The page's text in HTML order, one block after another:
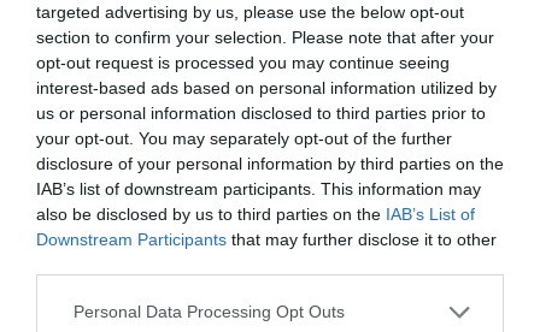
targeted advertising by us, please use the below opt-out
section to confirm your selection. Please note that after your
opt-out request is processed you may continue seeing
interest-based ads based on personal information utilized by
us or personal information disclosed to third parties prior to
your opt-out. You may separately opt-out of the further
disclosure of your personal information by third parties on the
IAB’s list of downstream participants. This information may
also be disclosed by us to third parties on the IAB’s List of
Downstream Participants that may further disclose it to other
Personal Data Processing Opt Outs
Este hongo representa una seria amenaza para la
agricultura mundial, ya que contamina cultivos como
maíz, cacahuetes, algodón y frutos secos.Las aflatoxinas
que produce pueden provocar daños hepáticos graves e
incluso cáncer cuando son ingeridas por humanos y
animales. Además, el A. flavuspuede causar
aspergilosis, una infección pulmonar potencialmente
mortal en personas inmunodeprimidas.
Sin embargo, este nuevo estudio está cambiando la